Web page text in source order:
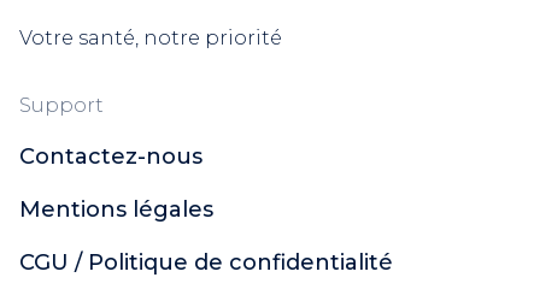
Votre santé, notre priorité
Support
Contactez-nous
Mentions légales
CGU / Politique de confidentialité